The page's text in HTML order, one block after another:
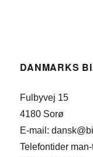
DANMARKS
Fulbyvej 15
4180 Sorø
E-mail:
Telefontider